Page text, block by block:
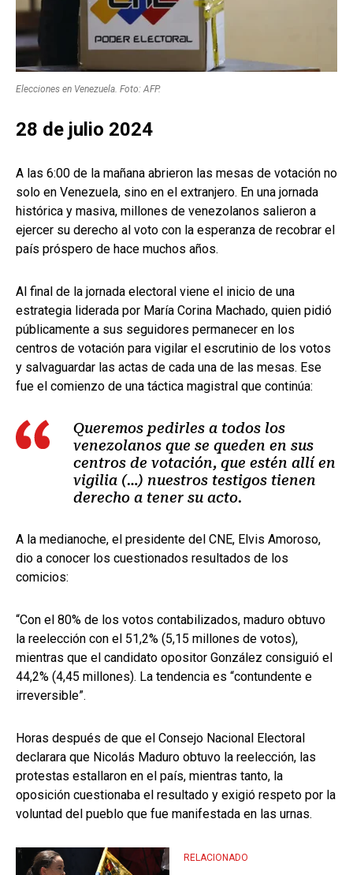
Elecciones en Venezuela. Foto: AFP.
28 de julio 2024
A las 6:00 de la mañana abrieron las mesas de votación no
solo en Venezuela, sino en el extranjero. En una jornada
histórica y masiva, millones de venezolanos salieron a
ejercer su derecho al voto con la esperanza de recobrar el
país próspero de hace muchos años.
Al final de la jornada electoral viene el inicio de una
estrategia liderada por María Corina Machado, quien pidió
públicamente a sus seguidores permanecer en los
centros de votación para vigilar el escrutinio de los votos
y salvaguardar las actas de cada una de las mesas. Ese
fue el comienzo de una táctica magistral que continúa:
Queremos pedirles a todos los
venezolanos que se queden en sus
centros de votación, que estén allí en
vigilia (…) nuestros testigos tienen
derecho a tener su acto.
A la medianoche, el presidente del CNE, Elvis Amoroso,
dio a conocer los cuestionados resultados de los
comicios:
“Con el 80% de los votos contabilizados, maduro obtuvo
la reelección con el 51,2% (5,15 millones de votos),
mientras que el candidato opositor González consiguió el
44,2% (4,45 millones). La tendencia es “contundente e
irreversible”.
Horas después de que el Consejo Nacional Electoral
declarara que Nicolás Maduro obtuvo la reelección, las
protestas estallaron en el país, mientras tanto, la
oposición cuestionaba el resultado y exigió respeto por la
voluntad del pueblo que fue manifestada en las urnas.
RELACIONADO